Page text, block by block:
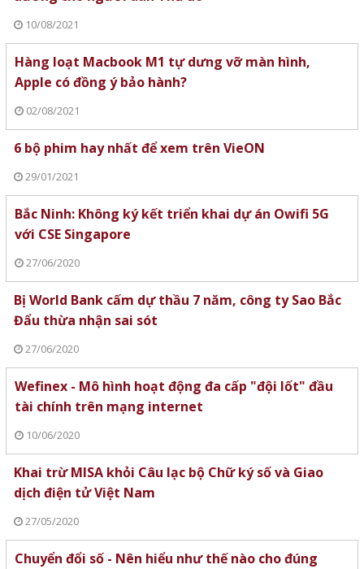
10/08/2021
Hàng loạt Macbook M1 tự dưng vỡ màn hình,
Apple có đồng ý bảo hành?
02/08/2021
6 bộ phim hay nhất để xem trên VieON
29/01/2021
Bắc Ninh: Không ký kết triển khai dự án Owifi 5G
với CSE Singapore
27/06/2020
Bị World Bank cấm dự thầu 7 năm, công ty Sao Bắc
Đẩu thừa nhận sai sót
27/06/2020
Wefinex - Mô hình hoạt động đa cấp "đội lốt" đầu
tài chính trên mạng internet
10/06/2020
Khai trừ MISA khỏi Câu lạc bộ Chữ ký số và Giao
dịch điện tử Việt Nam
27/05/2020
Chuyển đổi số - Nên hiểu như thế nào cho đúng